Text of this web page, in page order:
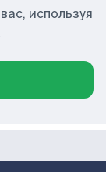
используя